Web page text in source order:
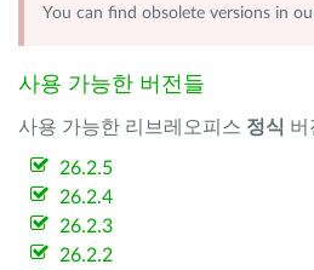
You can find obsolete versions in
사용 가능한 버전들
사용 가능한 리브레오피스 정식 버
26.2.5
26.2.4
26.2.3
26.2.2